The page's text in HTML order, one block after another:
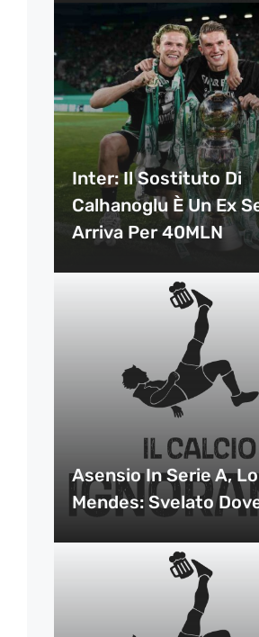
Inter: Il Sostituto Di
Calhanoglu È Un Ex
Arriva Per 40MLN
Asensio In Serie A,
Mendes: Svelato